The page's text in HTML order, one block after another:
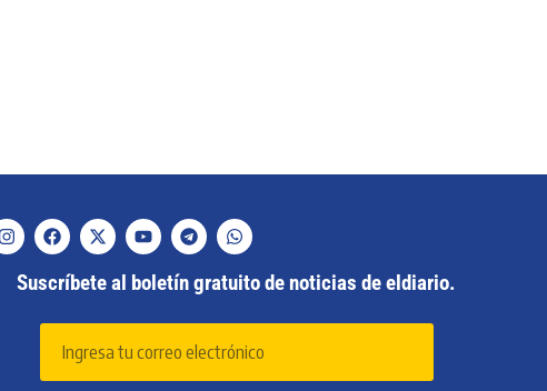
Suscríbete al boletín gratuito de noticias de eldiario.